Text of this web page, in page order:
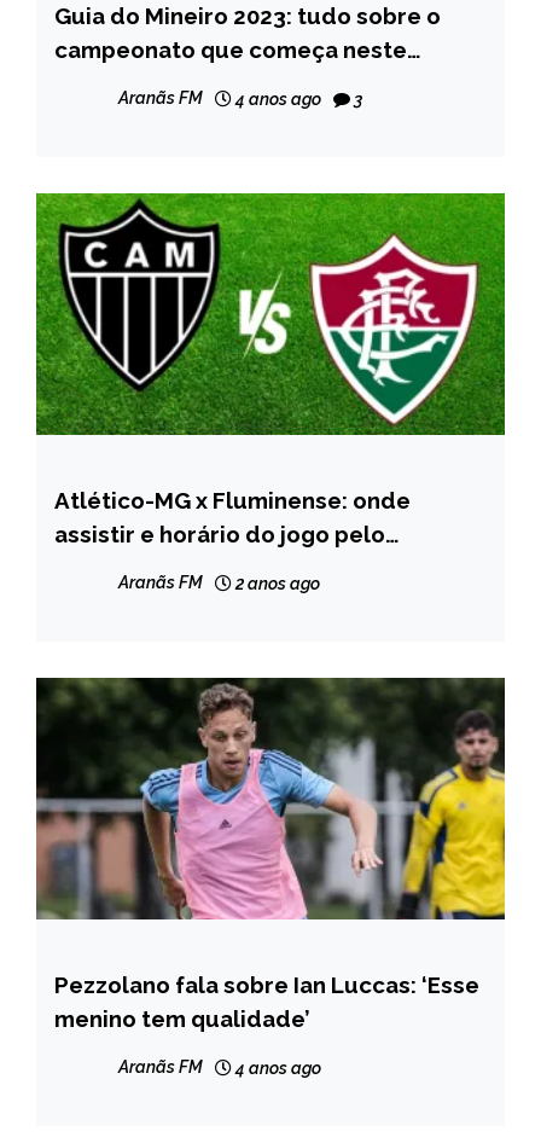
ESPORTES
Guia do Mineiro 2023: tudo sobre o
campeonato que começa neste
Aranãs FM 4 anos ago 3
ESPORTES
NOTÍCIAS
Atlético-MG x Fluminense: onde
assistir e horário do jogo pelo
Aranãs FM 2 anos ago
ESPORTES
Pezzolano fala sobre Ian Luccas: ‘Esse
menino tem qualidade’
Aranãs FM 4 anos ago